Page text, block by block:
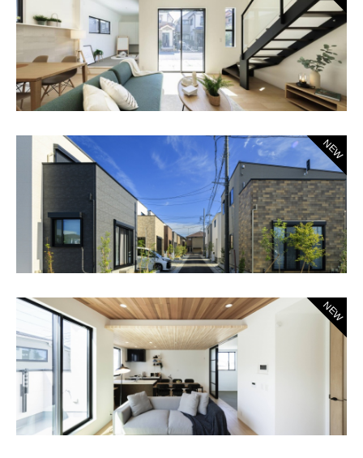
NEW
NEW